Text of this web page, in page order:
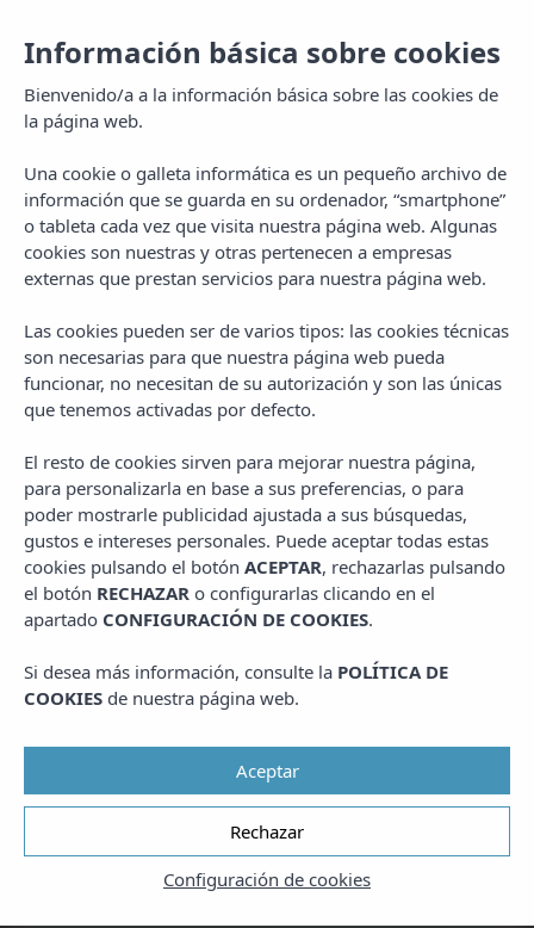
ES
Información básica sobre cookies
Bienvenido/a a la información básica sobre las cookies de
la página web.
Una cookie o galleta informática es un pequeño archivo de
información que se guarda en su ordenador, “smartphone”
o tableta cada vez que visita nuestra página web. Algunas
cookies son nuestras y otras pertenecen a empresas
externas que prestan servicios para nuestra página web.
Las cookies pueden ser de varios tipos: las cookies técnicas
son necesarias para que nuestra página web pueda
funcionar, no necesitan de su autorización y son las únicas
que tenemos activadas por defecto.
El resto de cookies sirven para mejorar nuestra página,
para personalizarla en base a sus preferencias, o para
poder mostrarle publicidad ajustada a sus búsquedas,
gustos e intereses personales. Puede aceptar todas estas
cookies pulsando el botón ACEPTAR, rechazarlas pulsando
el botón RECHAZAR o configurarlas clicando en el
apartado CONFIGURACIÓN DE COOKIES.
Si desea más información, consulte la POLÍTICA DE
COOKIES de nuestra página web.
Configuración de cookies
Rechazar
Aceptar